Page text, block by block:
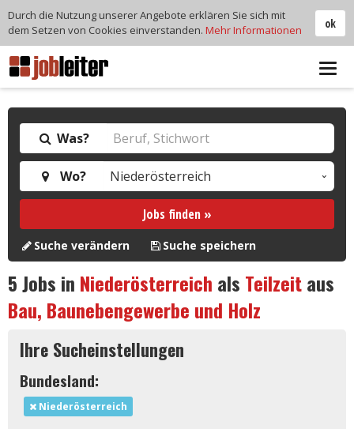
Was?
Wo?
Jobs finden »
Suche verändern Suche speichern
5Jobs in Niederösterreich als Teilzeitaus
Bau, Baunebengewerbe und Holz
Ihre Sucheinstellungen
Bundesland:
Niederösterreich
ok
Durch die Nutzung unserer Angebote erklären Sie sich mit
dem Setzen von Cookies einverstanden. Mehr Informationen